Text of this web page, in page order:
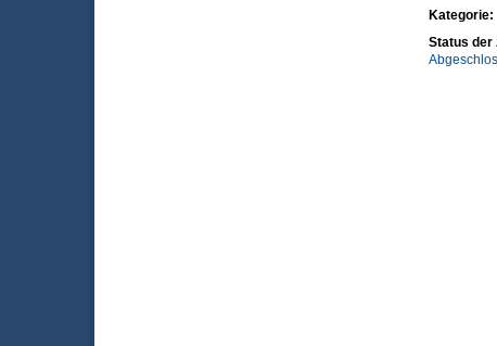
Kategorie:
Status der